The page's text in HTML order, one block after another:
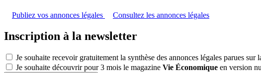
Publiez vos annonces légales Consultez les annonces légales
Inscription à la newsletter
Je souhaite recevoir gratuitement la synthèse des annonces légales parues sur
Je souhaite découvrir pour 3 mois le magazine Vie Économique en version